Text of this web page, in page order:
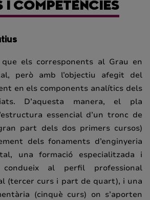
I COMPETÈNCIES
els corresponents al Grau en
però amb l’objectiu afegit del
en els components analítics dels
D’aquesta manera, el pla
essencial d’un tronc de
part dels dos primers cursos)
dels fonaments d’enginyeria
una formació especialitzada i
al perfil professional
(tercer curs i part de quart), i una
(cinquè curs) on s’aporten